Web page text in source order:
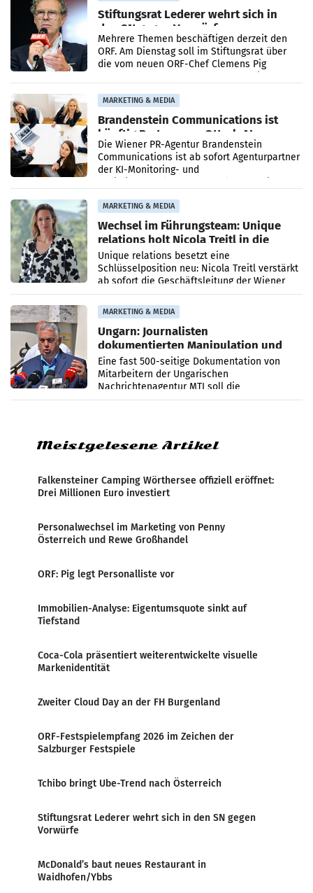
Stiftungsrat Lederer wehrt sich in
den SN gegen Vorwürfe
Mehrere Themen beschäftigen derzeit den
ORF. Am Dienstag soll im Stiftungsrat über
die vom neuen ORF-Chef Clemens Pig
MARKETING & MEDIA
Brandenstein Communications ist
künftig Partner von OtterlyAI
Die Wiener PR-Agentur Brandenstein
Communications ist ab sofort Agenturpartner
der KI-Monitoring- und
MARKETING & MEDIA
Wechsel im Führungsteam: Unique
relations holt Nicola Treitl in die
Geschäftsleitung
Unique relations besetzt eine
Schlüsselposition neu: Nicola Treitl verstärkt
ab sofort die Geschäftsleitung der Wiener
PR-Agentur an der Seite von Josef Kalina und
Anna Kalina-Mahr.
MARKETING & MEDIA
Ungarn: Journalisten
dokumentierten Manipulation und
Zensur
Eine fast 500-seitige Dokumentation von
Mitarbeitern der Ungarischen
Nachrichtenagentur MTI soll die
systematische Nachrichten-Manipulation und
Meistgelesene Artikel
Falkensteiner Camping Wörthersee offiziell eröffnet:
Drei Millionen Euro investiert
Personalwechsel im Marketing von Penny
Österreich und Rewe Großhandel
ORF: Pig legt Personalliste vor
Immobilien-Analyse: Eigentumsquote sinkt auf
Tiefstand
Coca-Cola präsentiert weiterentwickelte visuelle
Markenidentität
Zweiter Cloud Day an der FH Burgenland
ORF-Festspielempfang 2026 im Zeichen der
Salzburger Festspiele
Tchibo bringt Ube-Trend nach Österreich
Stiftungsrat Lederer wehrt sich in den SN gegen
Vorwürfe
McDonald’s baut neues Restaurant in
Waidhofen/Ybbs